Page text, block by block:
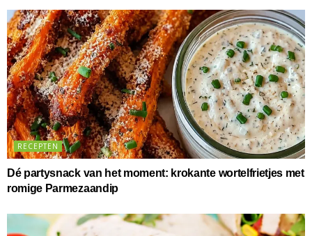
RECEPTEN
Dé partysnack van het moment: krokante wortelfrietjes met
romige Parmezaandip